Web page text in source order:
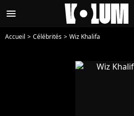
menu
Accueil Célébrités Wiz Khalifa